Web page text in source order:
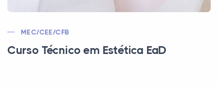
MEC/CEE/CFB
Curso Técnico em Estética EaD